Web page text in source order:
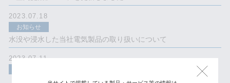
2023.07.18
お知らせ
水没や浸水した当社電気製品の取り扱いについて
2023.07.11